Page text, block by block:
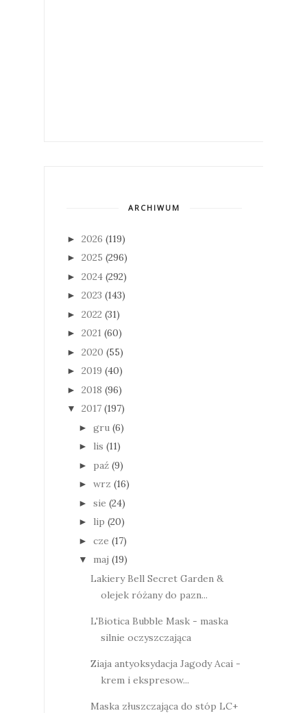
ARCHIWUM
► 2026 (119)
► 2025 (296)
► 2024 (292)
► 2023 (143)
► 2022 (31)
► 2021 (60)
► 2020 (55)
► 2019 (40)
► 2018 (96)
▼ 2017 (197)
► gru (6)
► lis (11)
► paź (9)
► wrz (16)
► sie (24)
► lip (20)
► cze (17)
▼ maj (19)
Lakiery Bell Secret Garden &
olejek różany do pazn...
L'Biotica Bubble Mask - maska
silnie oczyszczająca
Ziaja antyoksydacja Jagody Acai -
krem i ekspresow...
Maska złuszczająca do stóp LC+